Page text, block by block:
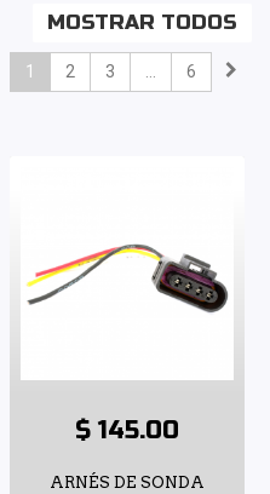
MOSTRAR TODOS
1 2 3 ... 6
$ 145.00
ARNÉS DE SONDA